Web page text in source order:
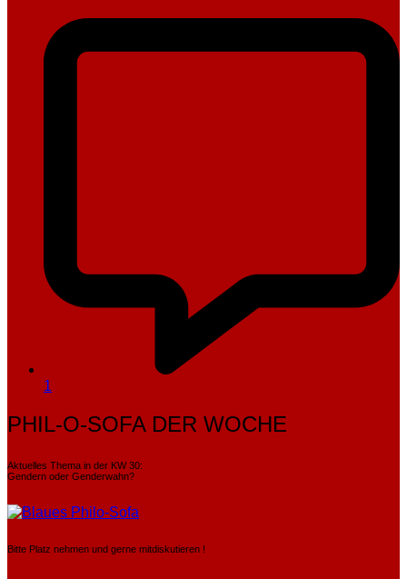
1
PHIL-O-SOFA DER WOCHE
Aktuelles Thema in der KW 30:
Gendern oder Genderwahn?
Bitte Platz nehmen und gerne mitdiskutieren !